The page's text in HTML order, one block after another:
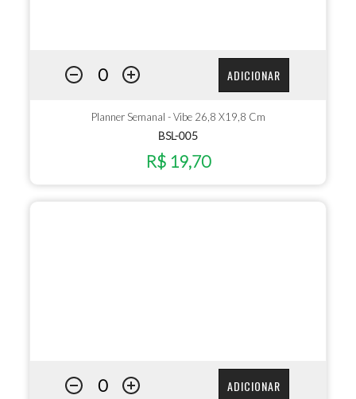
ADICIONAR
Planner Semanal - Vibe 26,8 X19,8 Cm
BSL-005
R$ 19,70
ADICIONAR